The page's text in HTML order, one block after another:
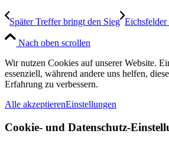
Später Treffer bringt den Sieg
Nach oben scrollen
Wir nutzen Cookies auf unserer Website.
essenziell, während andere uns helfen,
Erfahrung zu verbessern.
Alle akzeptierenEinstellungen
Cookie- und Datenschutz-